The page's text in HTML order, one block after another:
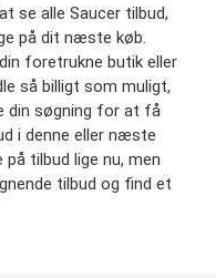
se alle Saucer tilbud,
på dit næste køb.
foretrukne butik eller
så billigt som muligt,
din søgning for at få
i denne eller næste
tilbud lige nu, men
tilbud og find et